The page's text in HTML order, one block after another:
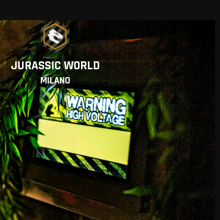
JURASSIC WORLD
MILANO